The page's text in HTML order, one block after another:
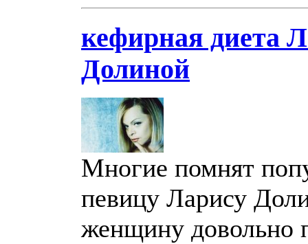
кефирная диета
Долиной
Многие помнят
певицу Ларису
женщину